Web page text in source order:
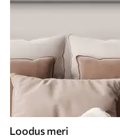
Loodus meri